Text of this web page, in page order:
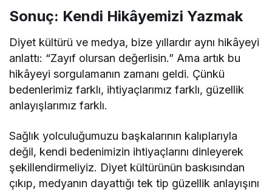
Sonuç: Kendi Hikâyemizi Yazmak
Diyet kültürü ve medya, bize yıllardır aynı hikâyeyi
anlattı: “Zayıf olursan değerlisin.” Ama artık bu
hikâyeyi sorgulamanın zamanı geldi. Çünkü
bedenlerimiz farklı, ihtiyaçlarımız farklı, güzellik
anlayışlarımız farklı.
Sağlık yolculuğumuzu başkalarının kalıplarıyla
değil, kendi bedenimizin ihtiyaçlarını dinleyerek
şekillendirmeliyiz. Diyet kültürünün baskısından
çıkıp, medyanın dayattığı tek tip güzellik anlayışını